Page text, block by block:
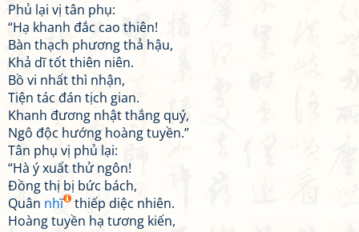
Phủ lại vị tân phụ:
“Hạ khanh đắc cao thiên!
Bàn thạch phương thả hậu,
Khả dĩ tốt thiên niên.
Bồ vi nhất thì nhận,
Tiện tác đán tịch gian.
Khanh đương nhật thắng quý,
Ngô độc hướng hoàng tuyền.”
Tân phụ vị phủ lại:
“Hà ý xuất thử ngôn!
Đồng thị bị bức bách,
Quân nhĩ
thiếp diệc nhiên.
Hoàng tuyền hạ tương kiến,